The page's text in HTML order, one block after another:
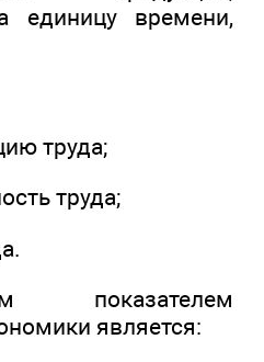
единицу времени,
труда;
труда;
показателем
является: